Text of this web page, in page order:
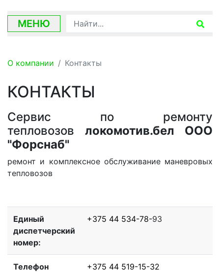
МЕНЮ
О компании Контакты
КОНТАКТЫ
Сервис по ремонту
тепловозов локомотив.бел ООО
"Форснаб"
ремонт и комплексное обслуживание маневровых
тепловозов
Единый
диспетчерский
номер:
+375 44 534-78-93
Телефон
+375 44 519-15-32